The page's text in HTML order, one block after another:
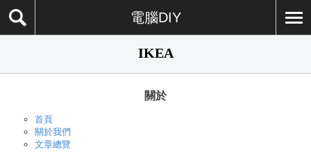
電腦DIY
IKEA
關於
首頁
關於我們
文章總覽